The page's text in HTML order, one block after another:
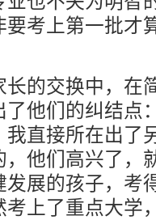
要考上第一批才
的交换中，在
他们的纠结点
直接所在出了
他们高兴了，
展的孩子，考
上了重点大学